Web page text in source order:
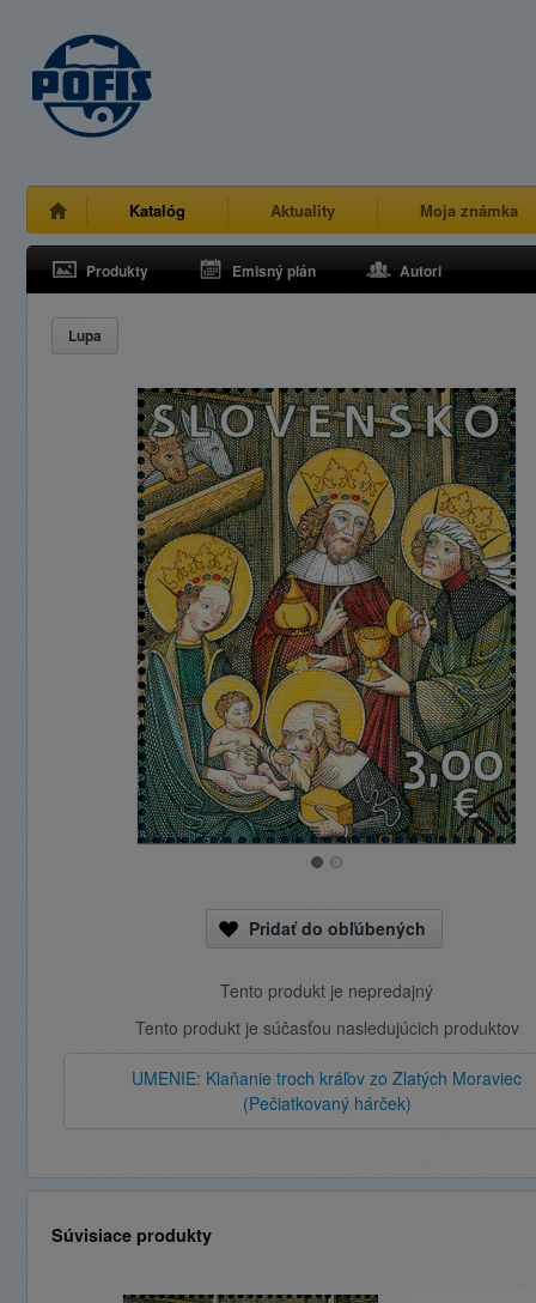
Katalóg Aktuality Moja známka
Produkty Emisný plán Autori
Lupa
Pridať do obľúbených
Tento produkt je nepredajný
Tento produkt je súčasťou nasledujúcich produktov
UMENIE: Klaňanie troch kráľov zo Zlatých Moraviec
(Pečiatkovaný hárček)
Súvisiace produkty